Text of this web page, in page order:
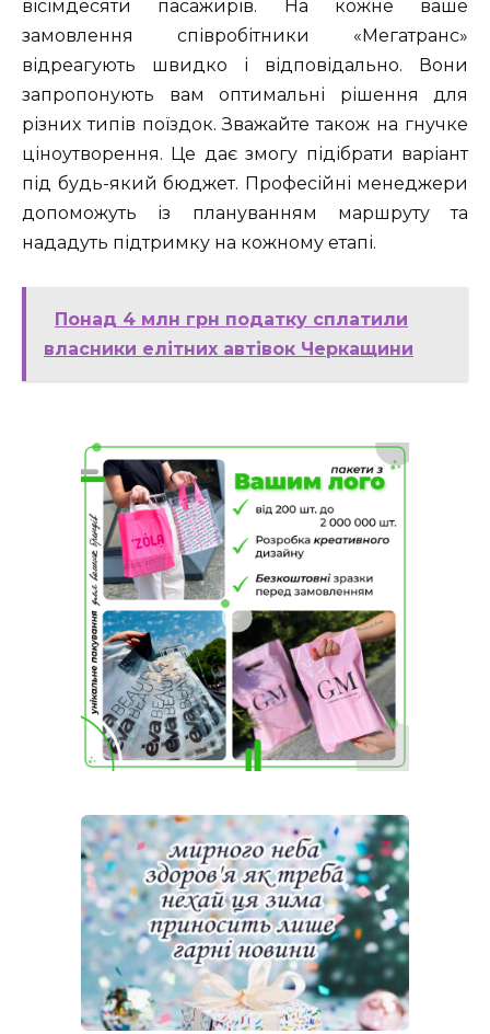
вісімдесяти пасажирів. На кожне ваше
замовлення співробітники «Мегатранс»
відреагують швидко і відповідально. Вони
запропонують вам оптимальні рішення для
різних типів поїздок. Зважайте також на гнучке
ціноутворення. Це дає змогу підібрати варіант
під будь-який бюджет. Професійні менеджери
допоможуть із плануванням маршруту та
нададуть підтримку на кожному етапі.
Понад 4 млн грн податку сплатили
власники елітних автівок Черкащини